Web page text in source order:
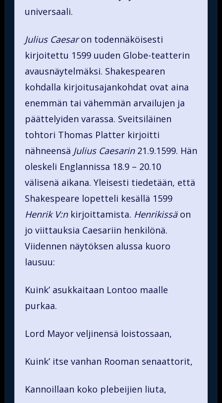
universaali.
Julius Caesaron todennäköisesti
kirjoitettu 1599 uuden Globe-teatterin
avausnäytelmäksi. Shakespearen
kohdalla kirjoitusajankohdat ovat aina
enemmän tai vähemmän arvailujen ja
päättelyiden varassa. Sveitsiläinen
tohtori Thomas Platter kirjoitti
nähneensä Julius Caesarin21.9.1599. Hän
oleskeli Englannissa 18.9 – 20.10
välisenä aikana. Yleisesti tiedetään, että
Shakespeare lopetteli kesällä 1599
Henrik V:n kirjoittamista. Henrikissäon
jo viittauksia Caesariin henkilönä.
Viidennen näytöksen alussa kuoro
lausuu:
Kuink’ asukkaitaan Lontoo maalle
purkaa.
Lord Mayor veljinensä loistossaan,
Kuink’ itse vanhan Rooman senaattorit,
Kannoillaan koko plebeijien liuta,